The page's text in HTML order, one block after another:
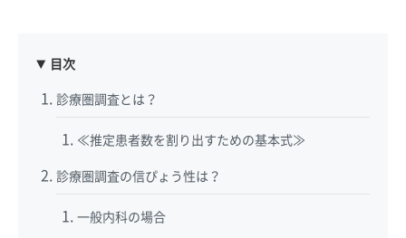
目次
診療圏調査とは？
≪推定患者数を割り出すための基本式≫
診療圏調査の信ぴょう性は？
一般内科の場合